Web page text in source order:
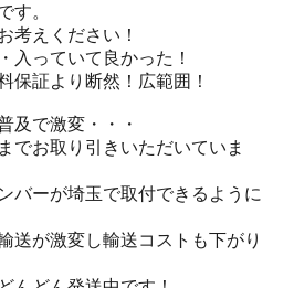
。
えください！
っていて良かった！
証より断然！広範囲！
及で激変・・・
お取り引きいただいていま
ーが埼玉で取付できるように
が激変し輸送コストも下がり